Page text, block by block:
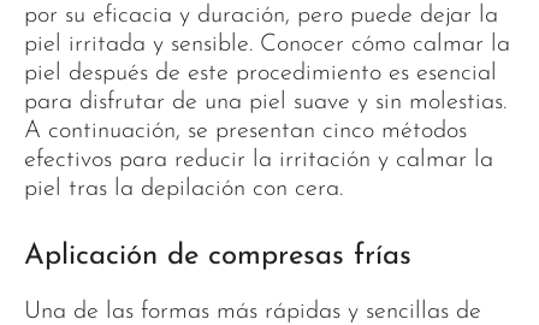
por su eficacia y duración, pero puede dejar la
piel irritada y sensible. Conocer cómo calmar la
piel después de este procedimiento es esencial
para disfrutar de una piel suave y sin molestias.
A continuación, se presentan cinco métodos
efectivos para reducir la irritación y calmar la
piel tras la depilación con cera.
Aplicación de compresas frías
Una de las formas más rápidas y sencillas de